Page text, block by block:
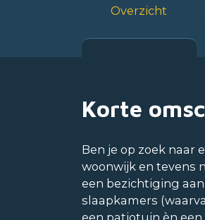
Overzicht
Korte
Ben je op zoek naar
woonwijk en tevens
een bezichtiging
slaapkamers
een patiotuin èn